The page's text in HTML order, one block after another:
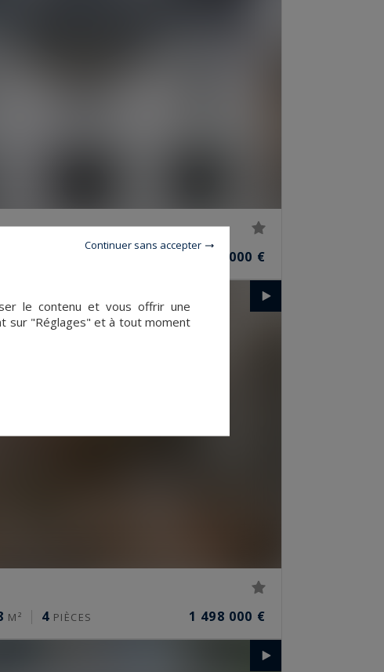
745 000 €
M² 4 PIÈCES 1 498 000 €
le contenu et vous offrir une
sur "Réglages" et à tout moment
Continuer sans accepter